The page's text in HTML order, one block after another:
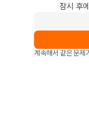
잠시 후
계속해서 같은 문제